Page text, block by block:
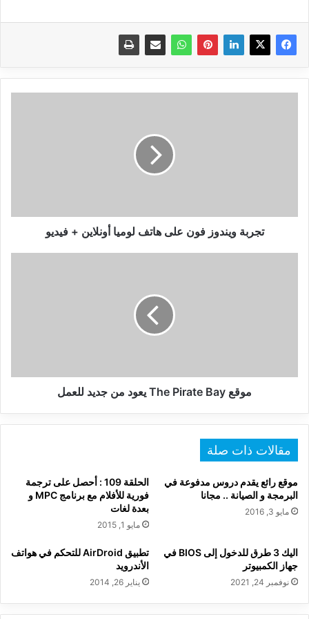
فيديو
تجربة ويندوز فون على هاتف لوميا أونلاين + فيديو
موقع The Pirate Bay يعود من جديد للعمل
مقالات ذات صلة
موقع رائع يقدم دروس مدفوعة في
البرمجة و الصيانة .. مجانا
مايو 3, 2016
الحلقة 109 : أحصل على ترجمة
فورية للأفلام مع برنامج MPC و
بعدة لغات
مايو 1, 2015
اليك 3 طرق للدخول إلى BIOS في
جهاز الكمبيوتر
نوفمبر 24, 2021
تطبيق AirDroid للتحكم في هواتف
الأندرويد
يناير 26, 2014